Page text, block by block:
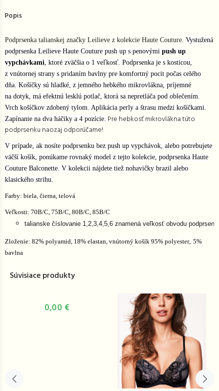
Popis
Podprsenka talianskej značky Leilieve z kolekcie Haute Couture. Vystužená
podprsenka Leilieve Haute Couture push up s penovými push up
vypchávkami, ktoré zväčšia o 1 veľkosť. Podprsenka je s kosticou,
z vnútornej strany s pridaním bavlny pre komfortný pocit počas celého
dňa. Košíčky sú hladké, z jemného hebkého mikrovlákna, príjemné
na dotyk, má efektnú lesklú potlač, ktorá sa nepretláča pod oblečením.
Vrch košíčkov zdobený tylom. Aplikácia perly a štrasu medzi košíčkami.
Zapínanie na dva háčiky a 4 pozície. Pre hebkosť mikrovlákna túto
podprsenku naozaj odporúčame!
V prípade, ak nosíte podprsenku bez push up vypchávok, alebo potrebujete
väčší košík, ponúkame rovnaký model z tejto kolekcie, podprsenka Haute
Couture Balconette. V kolekcii nájdete tiež nohavičky brazil alebo
klasického strihu.
Farby: biela, čierna, telová
Veľkosti: 70B/C, 75B/C, 80B/C, 85B/C
talianske číslovanie 1,2,3,4,5,6 znamená veľkosť obvodu
Zloženie: 82% polyamid, 18% elastan, vnútorný košík 95% polyester, 5%
bavlna
Súvisiace produkty
0,00 €